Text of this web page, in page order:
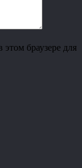
браузере для